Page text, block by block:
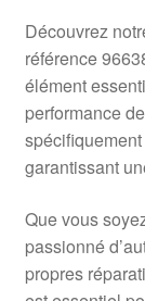
Livraison
Mon compte
Paiements
Plainte
Découvrez
référence
élément
performance
garantissant
Que vous
passionné
propres